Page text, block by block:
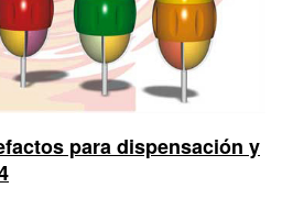
para dispensación y